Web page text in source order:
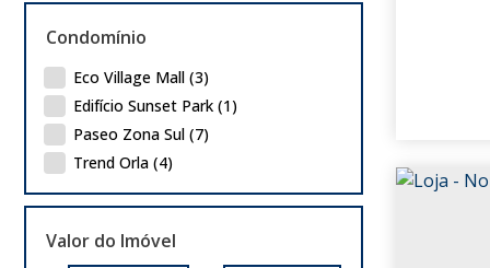
Bairro Santo Ângelo (3)
Bairro Silveira Martins (1)
Bairro V Cachoeirinha (6)
Bairro Veranópolis (1)
Bairro Veranópolis (5)
Carlos Antônio Wilkens (2)
Condomínio
Eco Village Mall (3)
Edifício Sunset Park (1)
Paseo Zona Sul (7)
Trend Orla (4)
Valor do Imóvel